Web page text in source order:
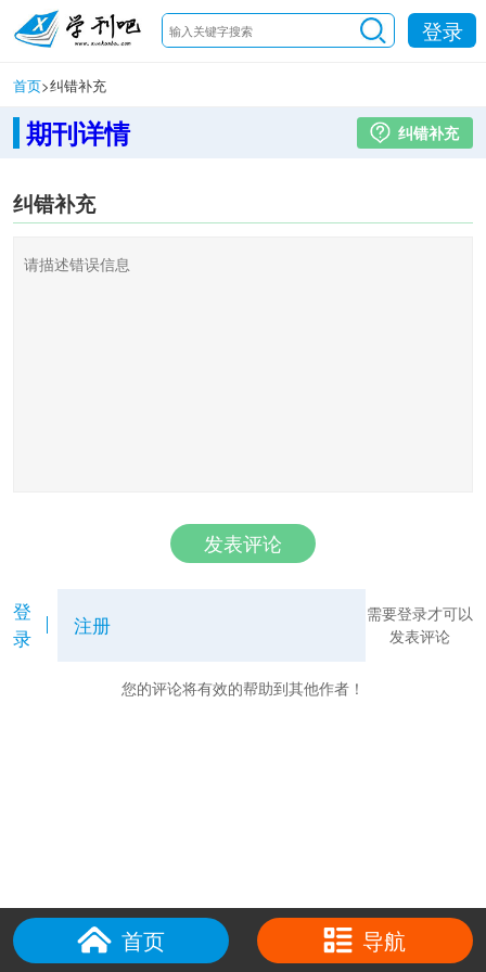
登录
首页>纠错补充
期刊详情 纠错补充
纠错补充
发表评论
登
录
注册
需要登录才可以
发表评论
您的评论将有效的帮助到其他作者！
首页 导航